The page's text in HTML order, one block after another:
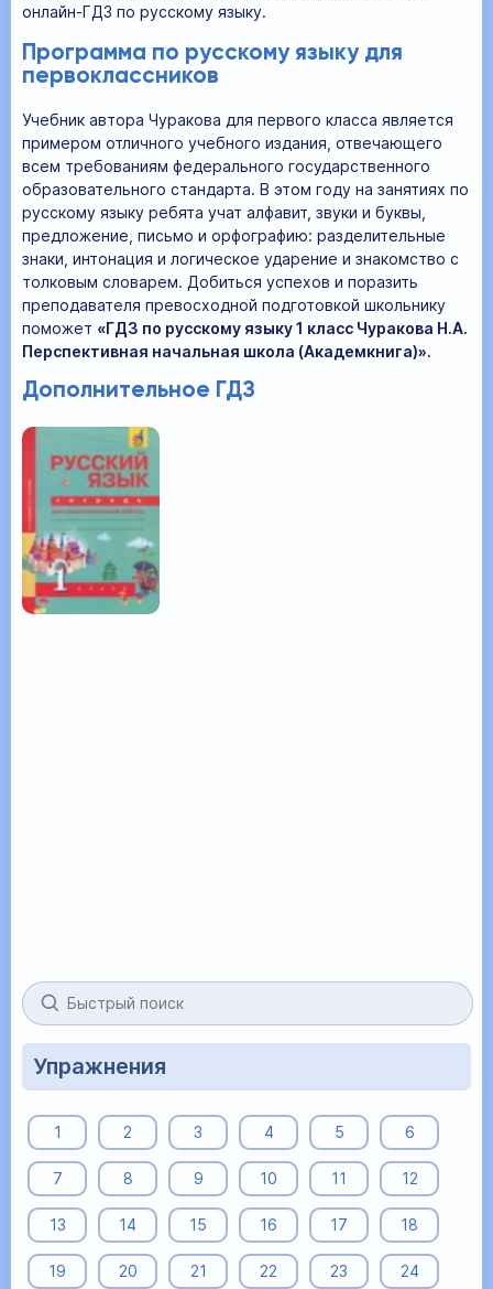
онлайн-ГДЗ по русскому языку.
Программа по русскому языку для
первоклассников
Учебник автора Чуракова для первого класса является
примером отличного учебного издания, отвечающего
всем требованиям федерального государственного
образовательного стандарта. В этом году на занятиях по
русскому языку ребята учат алфавит, звуки и буквы,
предложение, письмо и орфографию: разделительные
знаки, интонация и логическое ударение и знакомство с
толковым словарем. Добиться успехов и поразить
преподавателя превосходной подготовкой школьнику
поможет «ГДЗ по русскому языку 1 класс Чуракова Н.А.
Перспективная начальная школа (Академкнига)».
Дополнительное ГДЗ
Упражнения
1 2 3 4 5 6
7 8 9 10 11 12
13 14 15 16 17 18
19 20 21 22 23 24